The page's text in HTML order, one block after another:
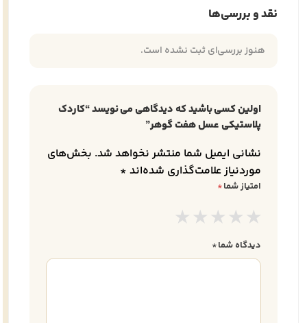
نقد و بررسی‌ها
هنوز بررسی‌ای ثبت نشده است.
اولین کسی باشید که دیدگاهی می نویسد “کاردک
پلاستیکی عسل هفت گوهر”
نشانی ایمیل شما منتشر نخواهد شد. بخش‌های
موردنیاز علامت‌گذاری شده‌اند *
امتیاز شما*
دیدگاه شما*